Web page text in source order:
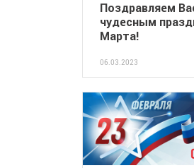
Поздравляем
чудесным
Марта!
06.03.2023